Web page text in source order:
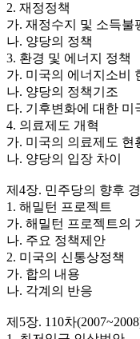
2. 재정정책
가. 재정수지 및 소득불
나. 양당의 정책
3. 환경 및 에너지 정책
가. 미국의 에너지소비
나. 양당의 정책기조
다. 기후변화에 대한 미
4. 의료제도 개혁
가. 미국의 의료제도 현
나. 양당의 입장 차이
제4장. 민주당의 향후
1. 해밀턴 프로젝트
가. 해밀턴 프로젝트의
나. 주요 정책제안
2. 미국의 신통상정책
가. 합의 내용
나. 각계의 반응
제5장. 110차